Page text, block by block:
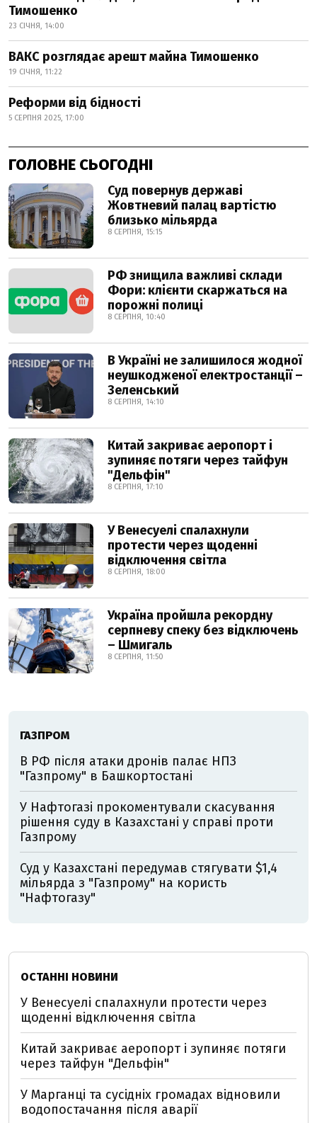
Тимошенко
23 СІЧНЯ, 14:00
ВАКС розглядає арешт майна Тимошенко
19 СІЧНЯ, 11:22
Реформи від бідності
5 СЕРПНЯ 2025, 17:00
ГОЛОВНЕ СЬОГОДНІ
Суд повернув державі
Жовтневий палац вартістю
близько мільярда
8 СЕРПНЯ, 15:15
РФ знищила важливі склади
Фори: клієнти скаржаться на
порожні полиці
8 СЕРПНЯ, 10:40
В Україні не залишилося жодної
неушкодженої електростанції –
Зеленський
8 СЕРПНЯ, 14:10
Китай закриває аеропорт і
зупиняє потяги через тайфун
"Дельфін"
8 СЕРПНЯ, 17:10
У Венесуелі спалахнули
протести через щоденні
відключення світла
8 СЕРПНЯ, 18:00
Україна пройшла рекордну
серпневу спеку без відключень
– Шмигаль
8 СЕРПНЯ, 11:50
ГАЗПРОМ
В РФ після атаки дронів палає НПЗ
"Газпрому" в Башкортостані
У Нафтогазі прокоментували скасування
рішення суду в Казахстані у справі проти
Газпрому
Суд у Казахстані передумав стягувати $1,4
мільярда з "Газпрому" на користь
"Нафтогазу"
ОСТАННІ НОВИНИ
У Венесуелі спалахнули протести через
щоденні відключення світла
Китай закриває аеропорт і зупиняє потяги
через тайфун "Дельфін"
У Марганці та сусідніх громадах відновили
водопостачання після аварії